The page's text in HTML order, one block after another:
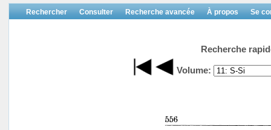
Rechercher Consulter Recherche avancée À propos Se
Recherche
Volume: